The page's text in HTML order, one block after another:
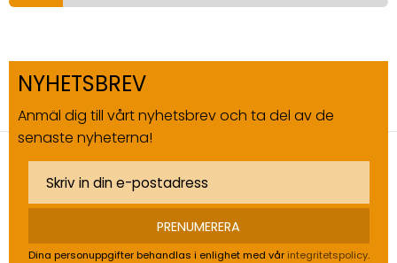
NYHETSBREV
Anmäl dig till vårt nyhetsbrev och ta del av de
senaste nyheterna!
PRENUMERERA
Dina personuppgifter behandlas i enlighet med vår integritetspolicy.